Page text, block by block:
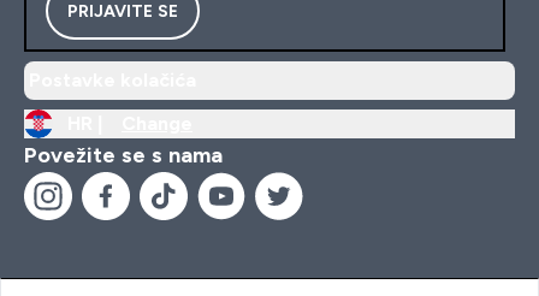
PRIJAVITE SE
Povežite se s nama